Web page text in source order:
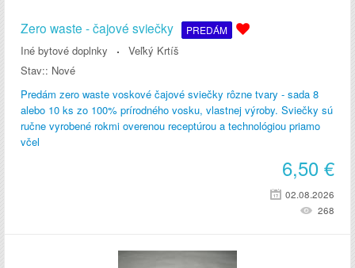
Zero waste - čajové sviečky PREDÁM
Iné bytové doplnky
Veľký Krtíš
Stav:: Nové
Predám zero waste voskové čajové sviečky rôzne tvary - sada 8
alebo 10 ks zo 100% prírodného vosku, vlastnej výroby. Sviečky sú
ručne vyrobené rokmi overenou receptúrou a technológiou priamo
včel
6,50 €
02.08.2026
268